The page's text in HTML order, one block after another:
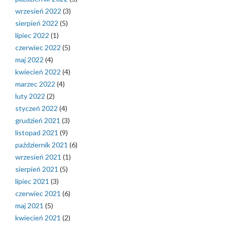
wrzesień 2022 (3)
sierpień 2022 (5)
lipiec 2022 (1)
czerwiec 2022 (5)
maj 2022 (4)
kwiecień 2022 (4)
marzec 2022 (4)
luty 2022 (2)
styczeń 2022 (4)
grudzień 2021 (3)
listopad 2021 (9)
październik 2021 (6)
wrzesień 2021 (1)
sierpień 2021 (5)
lipiec 2021 (3)
czerwiec 2021 (6)
maj 2021 (5)
kwiecień 2021 (2)